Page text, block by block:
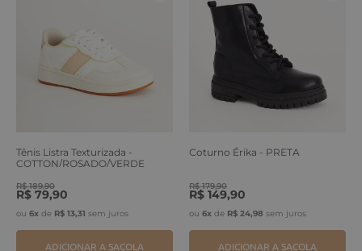
Tênis Listra Texturizada -
COTTON/ROSADO/VERDE
R$ 189,90
R$ 79,90
ou 6x de R$ 13,31 sem juros
ADICIONAR A SACOLA
Coturno Érika - PRETA
R$ 179,90
R$ 149,90
ou 6x de R$ 24,98 sem juros
ADICIONAR A SACOLA